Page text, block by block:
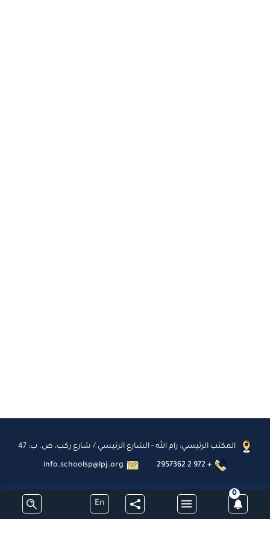
0
En
المكتب الرئيسي: رام الله - الشارع الرئيسي / شارع ركب، ص. ب: 47
2957362 2 972 +
info.schoolsp@lpj.org